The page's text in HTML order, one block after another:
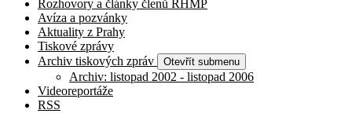
Rozhovory a články členů RHMP
Avíza a pozvánky
Aktuality z Prahy
Tiskové zprávy
Archiv tiskových zpráv
Otevřít submenu
Archiv: listopad 2002 - listopad 2006
Videoreportáže
RSS